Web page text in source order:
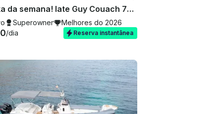
Oferta da semana! Iate Guy Couach 70' para alugar em Ibiza, Espanha.
Superowner Melhores do 2026
/dia Reserva instantânea